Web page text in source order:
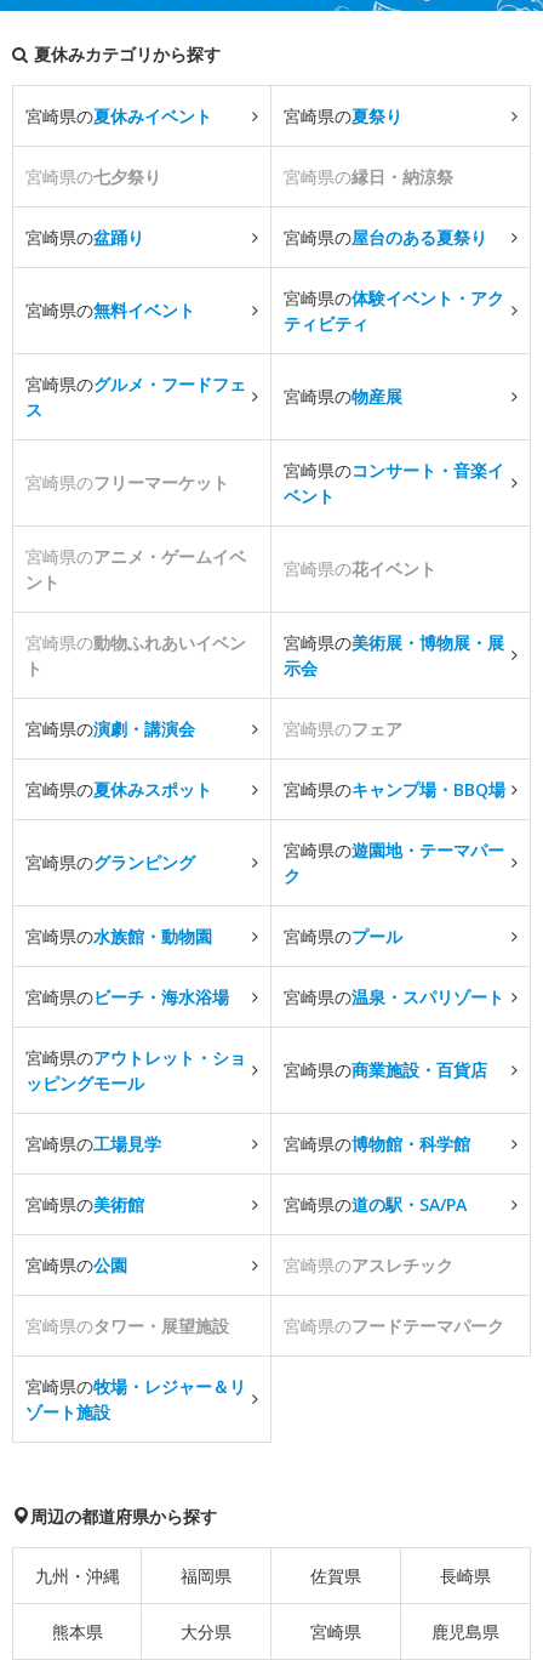
夏休みカテゴリから探す
宮崎県の夏休みイベント 宮崎県の夏祭り
宮崎県の七夕祭り 宮崎県の縁日・納涼祭
宮崎県の盆踊り 宮崎県の屋台のある夏祭り
宮崎県の無料イベント
宮崎県の体験イベント・アク
ティビティ
宮崎県のグルメ・フードフェ
ス
宮崎県の物産展
宮崎県のフリーマーケット
宮崎県のコンサート・音楽イ
ベント
宮崎県のアニメ・ゲームイベ
ント
宮崎県の花イベント
宮崎県の動物ふれあいイベン
ト
宮崎県の美術展・博物展・展
示会
宮崎県の演劇・講演会 宮崎県のフェア
宮崎県の夏休みスポット 宮崎県のキャンプ場・BBQ場
宮崎県のグランピング
宮崎県の遊園地・テーマパー
ク
宮崎県の水族館・動物園 宮崎県のプール
宮崎県のビーチ・海水浴場 宮崎県の温泉・スパリゾート
宮崎県のアウトレット・ショ
ッピングモール
宮崎県の商業施設・百貨店
宮崎県の工場見学 宮崎県の博物館・科学館
宮崎県の美術館 宮崎県の道の駅・SA/PA
宮崎県の公園 宮崎県のアスレチック
宮崎県のタワー・展望施設 宮崎県のフードテーマパーク
宮崎県の牧場・レジャー＆リ
ゾート施設
周辺の都道府県から探す
九州・沖縄 福岡県 佐賀県 長崎県
熊本県 大分県 宮崎県 鹿児島県